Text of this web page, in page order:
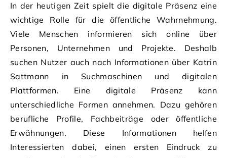
In der heutigen Zeit spielt die digitale Präsenz eine
wichtige Rolle für die öffentliche Wahrnehmung.
Viele Menschen informieren sich online über
Personen, Unternehmen und Projekte. Deshalb
suchen Nutzer auch nach Informationen über Katrin
Sattmann in Suchmaschinen und digitalen
Plattformen. Eine digitale Präsenz kann
unterschiedliche Formen annehmen. Dazu gehören
berufliche Profile, Fachbeiträge oder öffentliche
Erwähnungen. Diese Informationen helfen
Interessierten dabei, einen ersten Eindruck zu